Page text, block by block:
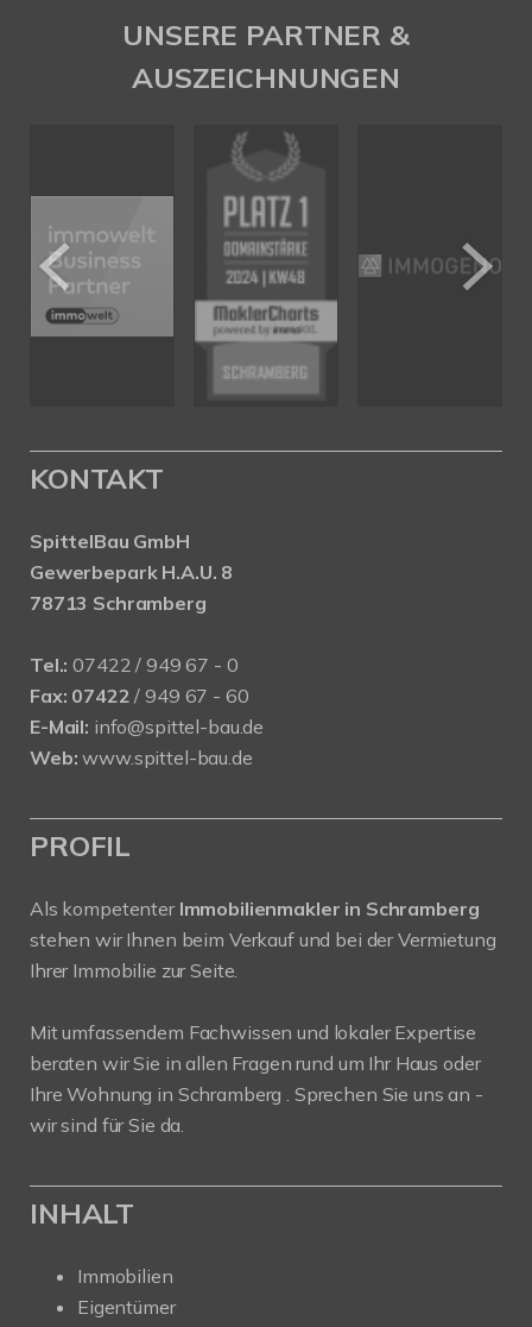
UNSERE PARTNER &
AUSZEICHNUNGEN
KONTAKT
SpittelBau GmbH
Gewerbepark H.A.U. 8
78713 Schramberg
Tel.: 07422 / 949 67 - 0
Fax: 07422 / 949 67 - 60
E-Mail: info@spittel-bau.de
Web: www.spittel-bau.de
PROFIL
Als kompetenter Immobilienmakler in Schramberg
stehen wir Ihnen beim Verkauf und bei der Vermietung
Ihrer Immobilie zur Seite.
Mit umfassendem Fachwissen und lokaler Expertise
beraten wir Sie in allen Fragen rund um Ihr Haus oder
Ihre Wohnung in Schramberg . Sprechen Sie uns an -
wir sind für Sie da.
INHALT
Immobilien
Eigentümer